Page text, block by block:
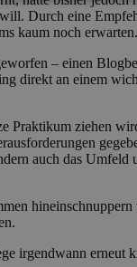
Durch eine
kaum noch erwarten.
– einen
direkt an einem
Praktikum ziehen
auch das
irgendwann erneut